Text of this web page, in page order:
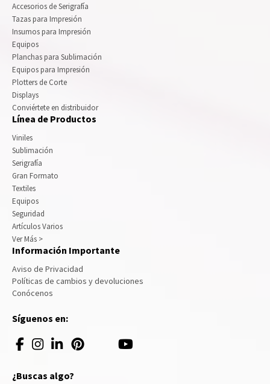
Accesorios de Serigrafía
Tazas para Impresión
Insumos para Impresión
Equipos
Planchas para Sublimación
Equipos para Impresión
Plotters de Corte
Displays
Conviértete en distribuidor
Línea de Productos
Viniles
Sublimación
Serigrafía
Gran Formato
Textiles
Equipos
Seguridad
Artículos Varios
Ver Más >
Información Importante
Aviso de Privacidad
Políticas de cambios y devoluciones
Conócenos
Síguenos en:
¿Buscas algo?